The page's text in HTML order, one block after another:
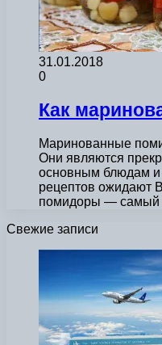
31.01.2018
0
Как
Маринованные
Они являются
основным блюдам и
рецептов ожидают
помидоры — самый
Свежие записи